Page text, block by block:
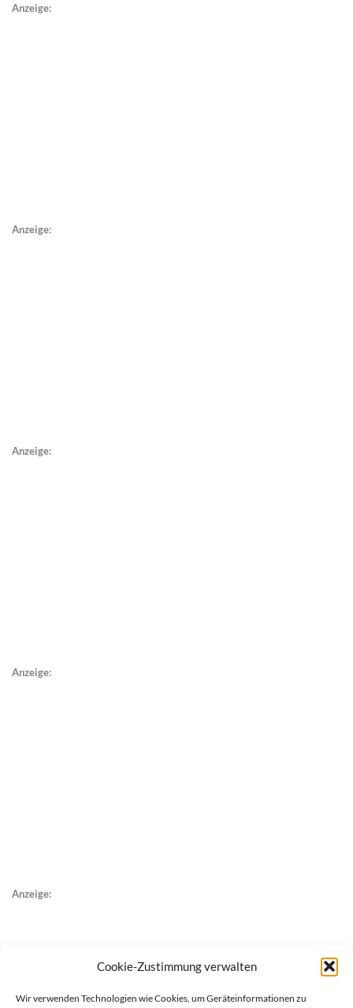
Cookie-Zustimmung verwalten
Wir verwenden Technologien wie Cookies, um Geräteinformationen zu
Anzeige:
Anzeige:
Anzeige:
Anzeige:
Anzeige: